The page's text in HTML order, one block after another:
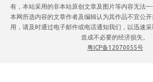
有，本站采用的非本站原创文章及图片等内容无法
本网所选内容的文章作者及编辑认为其作品不宜公
用，请及时通过电子邮件或电话通知我们，以迅速
造成不必要的经济损失。
粤ICP备12070055号